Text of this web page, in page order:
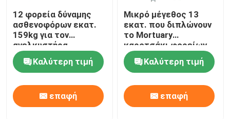
12 φορεία δύναμης
ασθενοφόρων εκατ.
159kg για τον
ανελκυστήρα
ασθενοφόρων για την
περιποίηση κανενός
διπλώματος
Καλύτερη τιμή
επαφή
Μικρό μέγεθος 13
εκατ. που διπλώνουν
το Mortuary
καροτσάκι φορείων
Καλύτερη τιμή
επαφή